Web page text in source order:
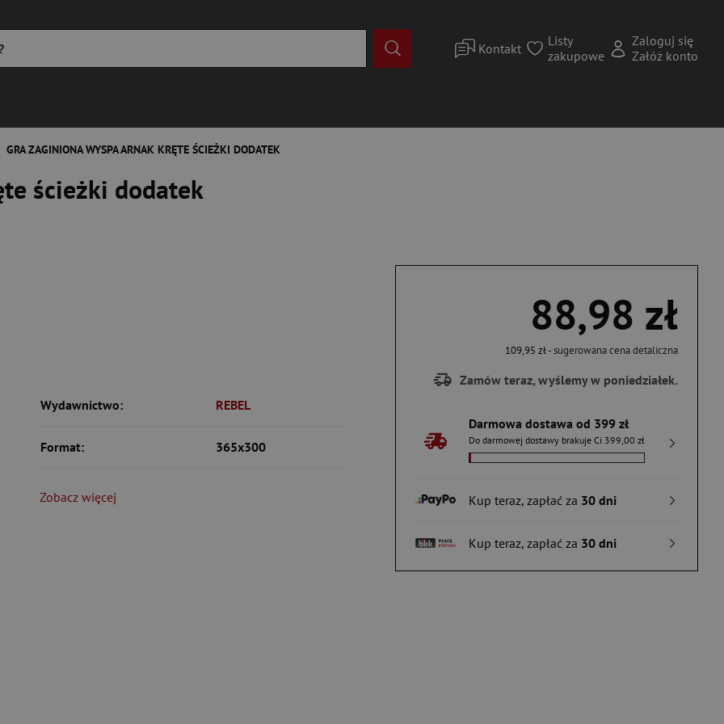
Kontakt
Listy
zakupowe
Zaloguj się
Załóż konto
GRA ZAGINIONA WYSPA ARNAK KRĘTE ŚCIEŻKI DODATEK
ścieżki dodatek
88,98 zł
109,95 zł- sugerowana cena detaliczna
Zamów teraz, wyślemy w poniedziałek.
Darmowa dostawa od 399 zł
Do darmowej dostawy brakuje Ci 399,00 zł
Kup teraz, zapłać za 30 dni
Kup teraz, zapłać za 30 dni
Wydawnictwo: REBEL
Format: 365x300
Zobacz więcej